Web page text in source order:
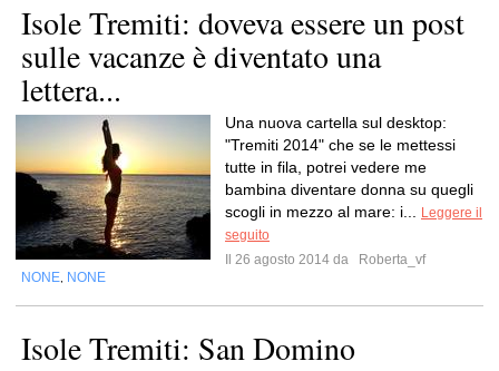
Isole Tremiti: doveva essere un post
sulle vacanze è diventato una
lettera...
Una nuova cartella sul desktop:
"Tremiti 2014" che se le mettessi
tutte in fila, potrei vedere me
bambina diventare donna su quegli
scogli in mezzo al mare: i...
Leggere il
seguito
Il 26 agosto 2014 da
Roberta_vf
NONE NONE
Isole Tremiti: San Domino